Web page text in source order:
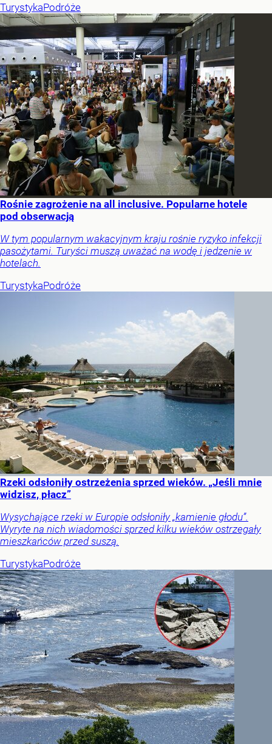
TurystykaPodróże
Rośnie zagrożenie na all inclusive. Popularne hotele
pod obserwacją
W tym popularnym wakacyjnym kraju rośnie ryzyko infekcji
pasożytami. Turyści muszą uważać na wodę i jedzenie w
hotelach.
TurystykaPodróże
Rzeki odsłoniły ostrzeżenia sprzed wieków. „Jeśli mnie
widzisz, płacz”
Wysychające rzeki w Europie odsłoniły „kamienie głodu”.
Wyryte na nich wiadomości sprzed kilku wieków ostrzegały
mieszkańców przed suszą.
TurystykaPodróże